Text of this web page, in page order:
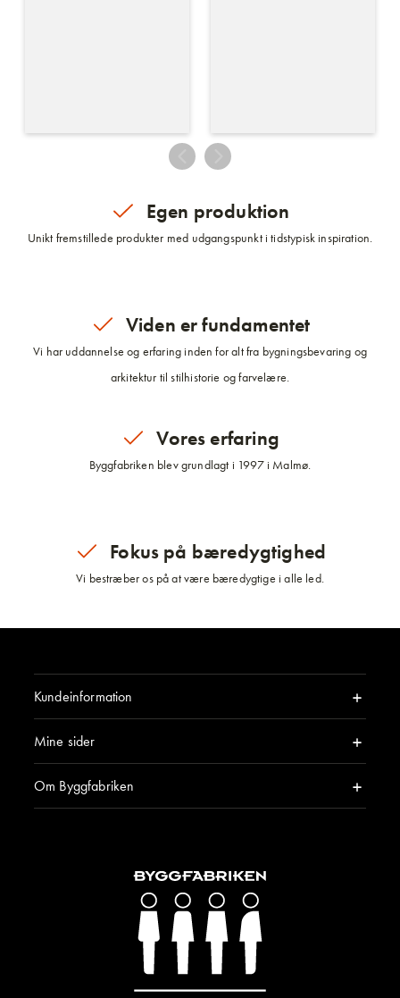
Egen produktion
Unikt fremstillede produkter med udgangspunkt i tidstypisk inspiration.
Viden er fundamentet
Vi har uddannelse og erfaring inden for alt fra bygningsbevaring og
arkitektur til stilhistorie og farvelære.
Vores erfaring
Byggfabriken blev grundlagt i 1997 i Malmø.
Fokus på bæredygtighed
Vi bestræber os på at være bæredygtige i alle led.
Kundeinformation
Mine sider
Om Byggfabriken